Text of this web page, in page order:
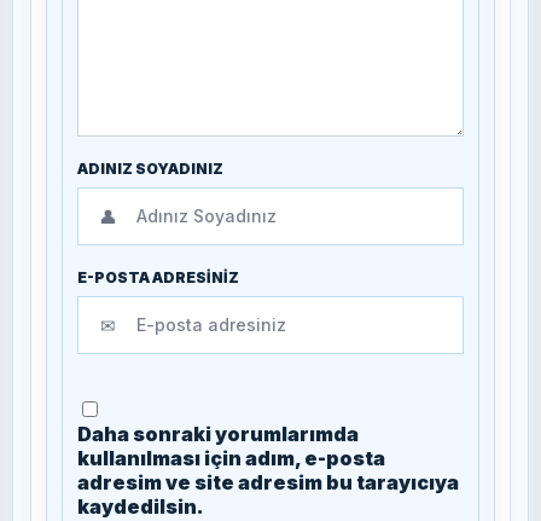
ADINIZ SOYADINIZ
👤
E-POSTA ADRESİNİZ
✉
Daha sonraki yorumlarımda
kullanılması için adım, e-posta
adresim ve site adresim bu tarayıcıya
kaydedilsin.